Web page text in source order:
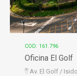
COD: 161.796
Oficina El Golf
Av. El Golf /